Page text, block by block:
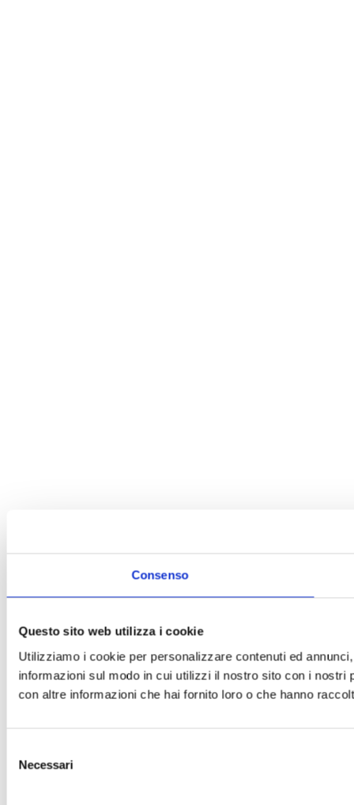
Consenso
Questo sito web utilizza i cookie
Utilizziamo i cookie per personalizzare contenuti ed
informazioni sul modo in cui utilizzi il nostro sito con i nostri
con altre informazioni che hai fornito loro o che hanno
delNecessari